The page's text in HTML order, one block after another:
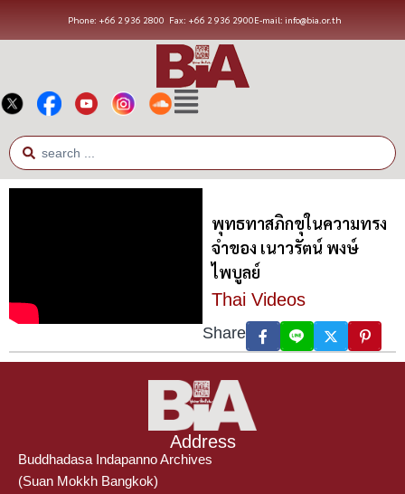
Phone: +66 2 936 2800 Fax: +66 2 936 2900E-mail: info@bia.or.th
พุทธทาสภิกขุในความทรง
จำของ เนาวรัตน์ พงษ์
ไพบูลย์
Thai Videos
Share
Address
Buddhadasa Indapanno Archives
(Suan Mokkh Bangkok)